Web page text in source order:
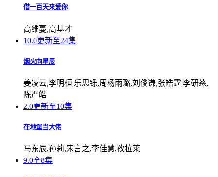
借一百天来爱你
高维蔓,高基才
10.0更新至24集
烟火向星辰
姜凌云,李明桓,乐思铄,周杨雨璐,刘俊谦,张皓霆,李研慈,
陈严皓
2.0更新至10集
在地堡当大佬
马东辰,孙莉,宋言之,李佳慧,孜拉莱
9.0全8集